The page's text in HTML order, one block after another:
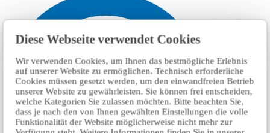
Diese Webseite verwendet Cookies
Wir verwenden Cookies, um Ihnen das bestmögliche Erlebnis
auf unserer Website zu ermöglichen. Technisch erforderliche
Cookies müssen gesetzt werden, um den einwandfreien Betrieb
unserer Website zu gewährleisten. Sie können frei entscheiden,
welche Kategorien Sie zulassen möchten. Bitte beachten Sie,
dass je nach den von Ihnen gewählten Einstellungen die volle
Funktionalität der Website möglicherweise nicht mehr zur